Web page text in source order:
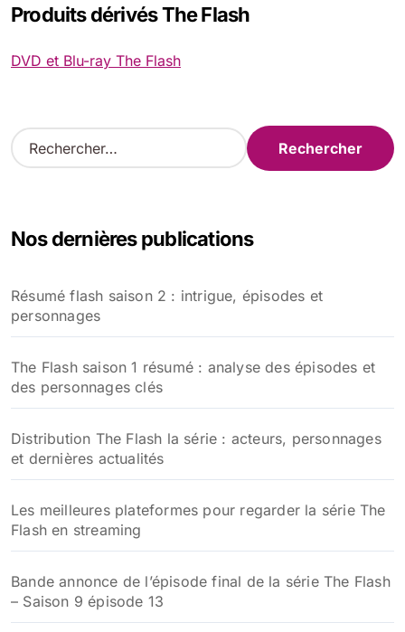
Produits dérivés The Flash
DVD et Blu-ray The Flash
R
e
r
e
r
Nos dernières publications
Résumé flash saison 2 : intrigue, épisodes et
personnages
The Flash saison 1 résumé : analyse des épisodes et
des personnages clés
Distribution The Flash la série : acteurs, personnages
et dernières actualités
Les meilleures plateformes pour regarder la série The
Flash en streaming
Bande annonce de l’épisode final de la série The Flash
– Saison 9 épisode 13